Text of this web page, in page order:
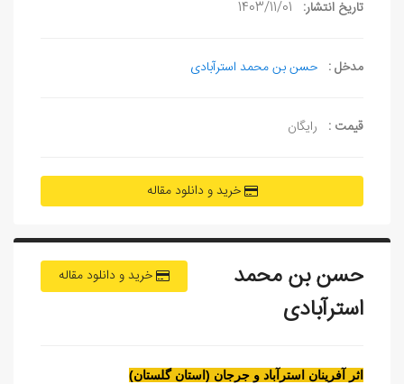
تاریخ انتشار: 1403/11/01
مدخل : حسن بن محمد استرآبادی
قیمت : رایگان
خرید و دانلود مقاله
خرید و دانلود مقاله
حسن بن محمد
استرآبادی
اثر آفرينان استرآباد و جرجان (استان گلستان)